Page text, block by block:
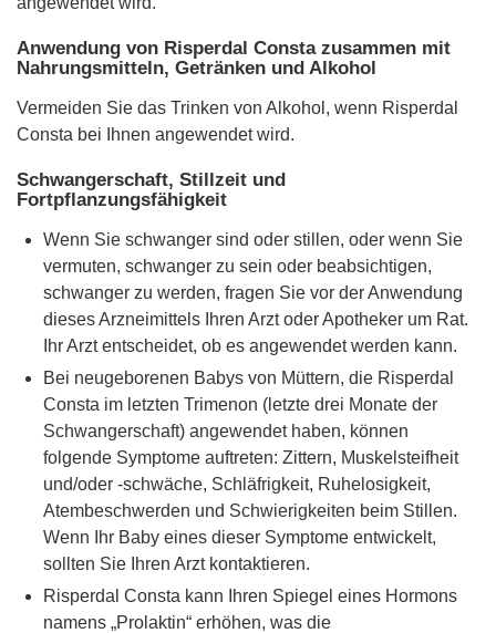
Anwendung von Risperdal Consta zusammen mit
Nahrungsmitteln, Getränken und Alkohol
Vermeiden Sie das Trinken von Alkohol, wenn Risperdal
Consta bei Ihnen angewendet wird.
Schwangerschaft, Stillzeit und
Fortpflanzungsfähigkeit
Wenn Sie schwanger sind oder stillen, oder wenn Sie
vermuten, schwanger zu sein oder beabsichtigen,
schwanger zu werden, fragen Sie vor der Anwendung
dieses Arzneimittels Ihren Arzt oder Apotheker um Rat.
Ihr Arzt entscheidet, ob es angewendet werden kann.
Bei neugeborenen Babys von Müttern, die Risperdal
Consta im letzten Trimenon (letzte drei Monate der
Schwangerschaft) angewendet haben, können
folgende Symptome auftreten: Zittern, Muskelsteifheit
und/oder -schwäche, Schläfrigkeit, Ruhelosigkeit,
Atembeschwerden und Schwierigkeiten beim Stillen.
Wenn Ihr Baby eines dieser Symptome entwickelt,
sollten Sie Ihren Arzt kontaktieren.
Risperdal Consta kann Ihren Spiegel eines Hormons
namens „Prolaktin“ erhöhen, was die